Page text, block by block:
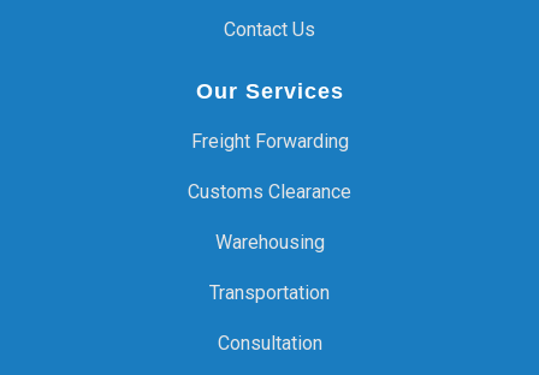
Contact Us
Our Services
Freight Forwarding
Customs Clearance
Warehousing
Transportation
Consultation